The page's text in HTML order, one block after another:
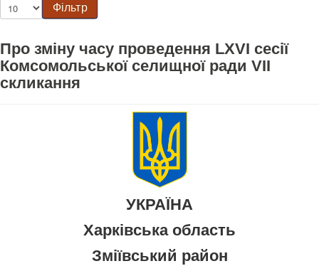
Фільтр
Про зміну часу проведення LXVI сесії
Комсомольської селищної ради VII
скликання
УКРАЇНА
Харківська область
Зміївський район